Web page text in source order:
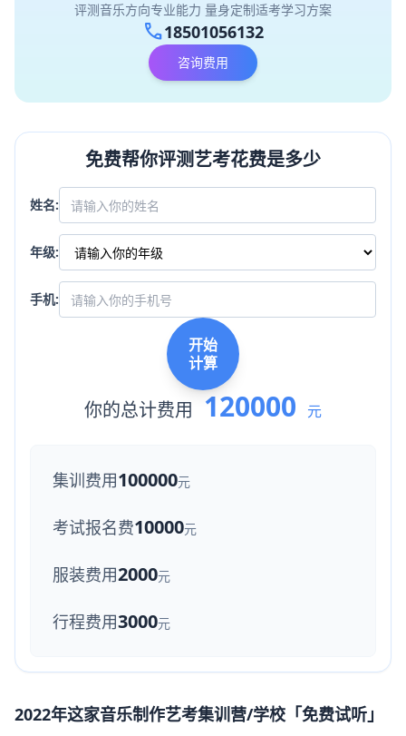
评测音乐方向专业能力 量身定制适考学习方案
call18501056132
咨询费用
免费帮你评测艺考花费是多少
姓名:
年级:
手机:
开始
计算
你的总计费用 120000 元
集训费用100000元
考试报名费10000元
服装费用2000元
行程费用3000元
2022年这家音乐制作艺考集训营/学校「免费试听」